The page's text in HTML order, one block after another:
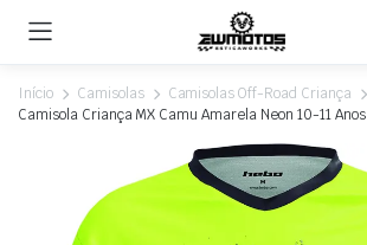
Início Camisolas
Camisolas Off-Road Criança
Camisola Criança MX Camu Amarela Neon 10-11 Anos